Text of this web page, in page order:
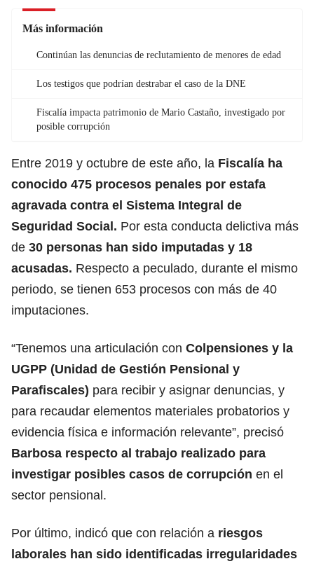
Más información
Continúan las denuncias de reclutamiento de menores de edad
Los testigos que podrían destrabar el caso de la DNE
Fiscalía impacta patrimonio de Mario Castaño, investigado por
posible corrupción
Entre 2019 y octubre de este año, la Fiscalía ha
conocido 475 procesos penales por estafa
agravada contra el Sistema Integral de
Seguridad Social. Por esta conducta delictiva más
de 30 personas han sido imputadas y 18
acusadas. Respecto a peculado, durante el mismo
periodo, se tienen 653 procesos con más de 40
imputaciones.
“Tenemos una articulación con Colpensiones y la
UGPP (Unidad de Gestión Pensional y
Parafiscales) para recibir y asignar denuncias, y
para recaudar elementos materiales probatorios y
evidencia física e información relevante”, precisó
Barbosa respecto al trabajo realizado para
investigar posibles casos de corrupción en el
sector pensional.
Por último, indicó que con relación a riesgos
laborales han sido identificadas irregularidades